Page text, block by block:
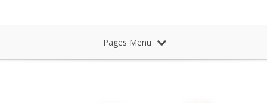
Pages Menu